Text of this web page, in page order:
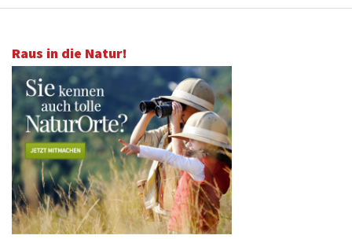
Raus in die Natur!